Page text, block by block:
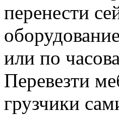
перенести
или по
Перевезти
грузчики